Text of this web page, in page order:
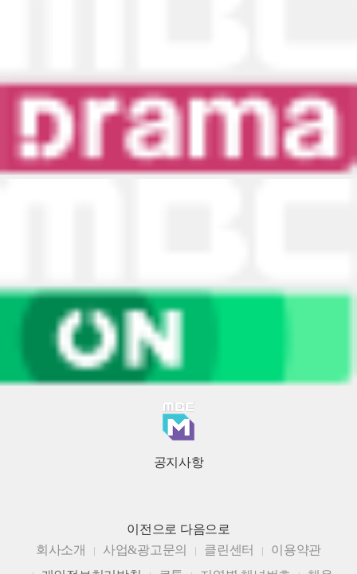
공지사항
이전으로 다음으로
회사소개
사업&광고문의 클린센터
이용약관